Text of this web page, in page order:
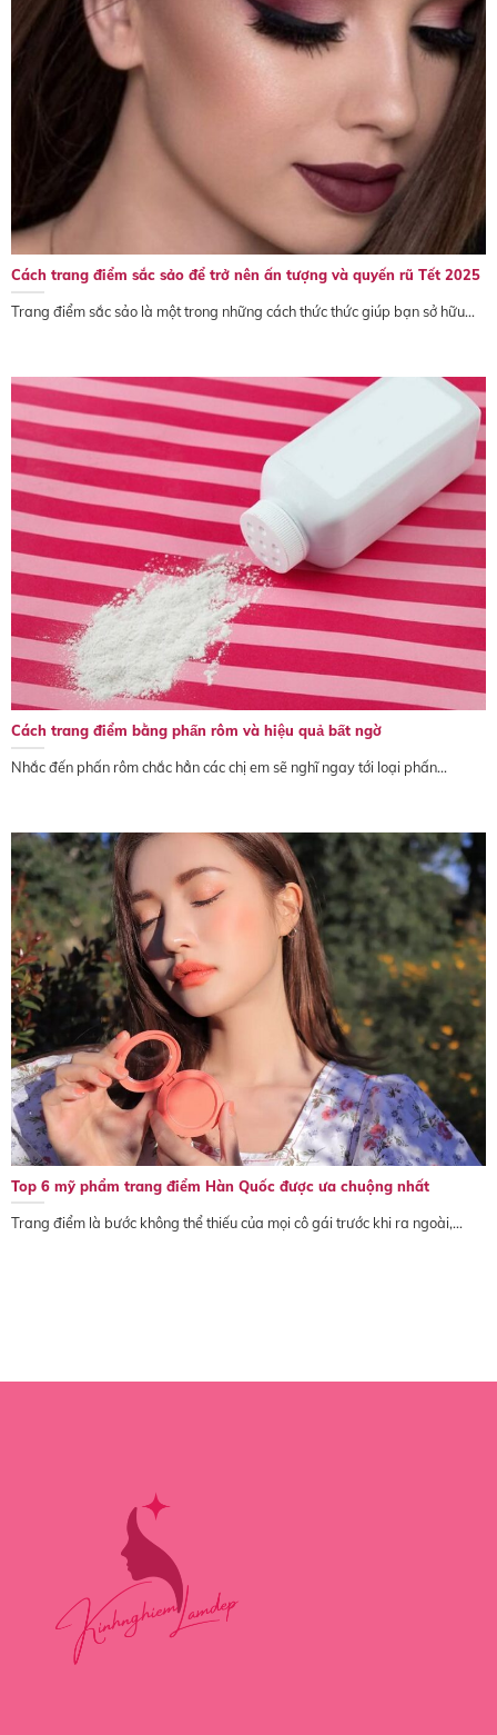
Cách trang điểm sắc sảo để trở nên ấn tượng và quyến rũ Tết 2025
Trang điểm sắc sảo là một trong những cách thức thức giúp bạn sở hữu...
Cách trang điểm bằng phấn rôm và hiệu quả bất ngờ
Nhắc đến phấn rôm chắc hẳn các chị em sẽ nghĩ ngay tới loại phấn...
Top 6 mỹ phẩm trang điểm Hàn Quốc được ưa chuộng nhất
Trang điểm là bước không thể thiếu của mọi cô gái trước khi ra ngoài,...